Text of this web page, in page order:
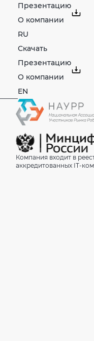
Презентацию
О компании
RU
Скачать
Презентацию
О компании
EN
Компания входит в
аккредитованных IT-